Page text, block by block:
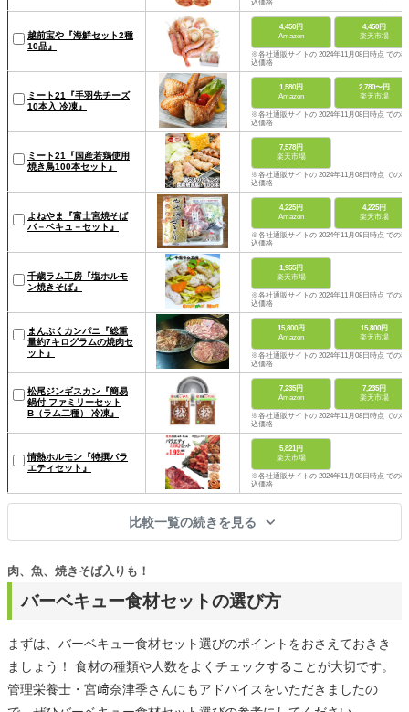
込価格
越前宝や『海鮮セット2種
10品』
4,450円
Amazon
4,450円
楽天市場
※各社通販サイトの 2024年11月08日時点 での税
込価格
ミート21『手羽先チーズ
10本入 冷凍』
1,580円
Amazon
2,780〜円
楽天市場
※各社通販サイトの 2024年11月08日時点 での税
込価格
ミート21『国産若鶏使用
焼き鳥100本セット』
7,578円
楽天市場
※各社通販サイトの 2024年11月08日時点 での税
込価格
よねやま『富士宮焼そば
バ－ベキュ－セット』
4,225円
Amazon
4,225円
楽天市場
※各社通販サイトの 2024年11月08日時点 での税
込価格
千歳ラム工房『塩ホルモ
ン焼きそば』
1,955円
楽天市場
※各社通販サイトの 2024年11月08日時点 での税
込価格
まんぷくカンパニ『総重
量約7キログラムの焼肉セ
ット』
15,800円
Amazon
15,800円
楽天市場
※各社通販サイトの 2024年11月08日時点 での税
込価格
松尾ジンギスカン『簡易
鍋付 ファミリーセット
B（ラム二種） 冷凍』
7,235円
Amazon
7,235円
楽天市場
※各社通販サイトの 2024年11月08日時点 での税
込価格
情熱ホルモン『特撰バラ
エティセット』
5,821円
楽天市場
※各社通販サイトの 2024年11月08日時点 での税
込価格
比較一覧の続きを見る
バーベキュー食材セットの選び方
肉、魚、焼きそば入りも！
まずは、バーベキュー食材セット選びのポイントをおさえておきき
ましょう！ 食材の種類や人数をよくチェックすることが大切です。
管理栄養士・宮﨑奈津季さんにもアドバイスをいただきましたの